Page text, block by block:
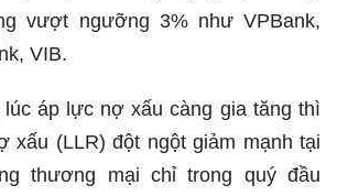
vượt ngưỡng 3% như VPBank,
VIB.
áp lực nợ xấu càng gia tăng thì
xấu (LLR) đột ngột giảm mạnh tại
thương mại chỉ trong quý đầu